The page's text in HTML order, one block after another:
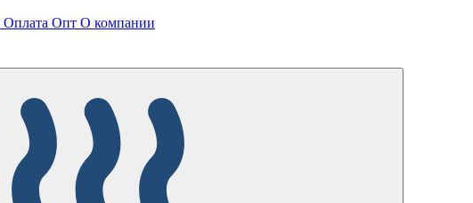
Оплата Опт О компании